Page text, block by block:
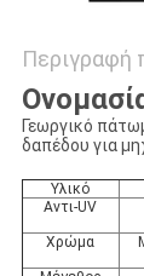
Περιγραφή
Γεωργικό
δαπέδου για
Υλικό
Αντι-UV
Χρώμα